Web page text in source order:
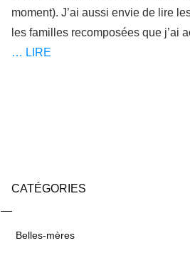
moment). J’ai aussi envie de lire
les familles recomposées que j’ai
… LIRE
CATÉGORIES
Belles-mères